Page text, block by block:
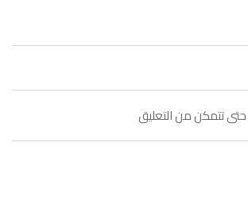
حتى تتمكن من التعليق